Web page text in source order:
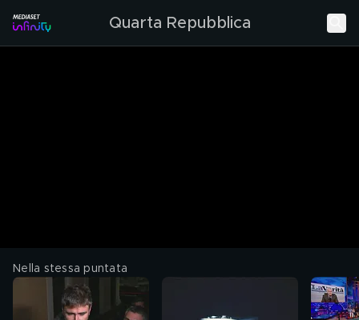
Quarta Repubblica
Nella stessa puntata